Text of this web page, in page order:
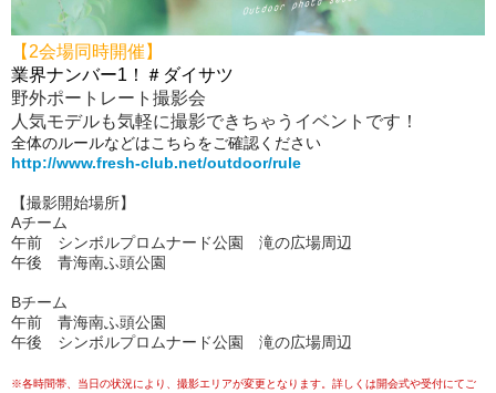
【2会場同時開催】
業界ナンバー1！＃ダイサツ
野外ポートレート撮影会
人気モデルも気軽に撮影できちゃうイベントです！
全体のルールなどはこちらをご確認ください
http://www.fresh-club.net/outdoor/rule
【撮影開始場所】
Aチーム
午前 シンボルプロムナード公園 滝の広場周辺
午後 青海南ふ頭公園
Bチーム
午前 青海南ふ頭公園
午後 シンボルプロムナード公園 滝の広場周辺
※各時間帯、当日の状況により、撮影エリアが変更となります。詳しくは開会式や受付にてご